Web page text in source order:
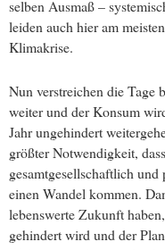
selben Ausmaß –
leiden auch hier am
Klimakrise.
Nun verstreichen die Tage
weiter und der Konsum
Jahr ungehindert
größter Notwendigkeit,
gesamtgesellschaftlich
einen Wandel kommen.
lebenswerte Zukunft
gehindert wird und der